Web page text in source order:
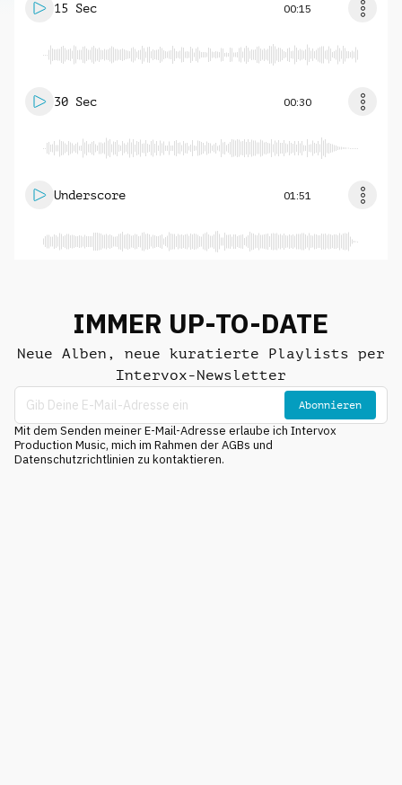
15 Sec 00:15
30 Sec 00:30
Underscore 01:51
IMMER UP-TO-DATE
Neue Alben, neue kuratierte Playlists per
Intervox-Newsletter
Abonnieren
Mit dem Senden meiner E-Mail-Adresse erlaube ich Intervox
Production Music, mich im Rahmen der AGBs und
Datenschutzrichtlinien zu kontaktieren.